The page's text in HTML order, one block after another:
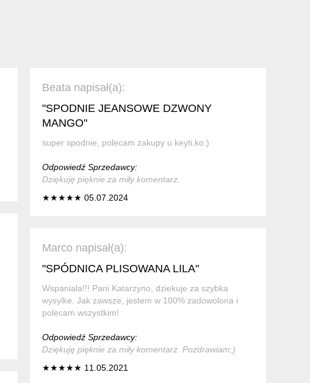
Beata napisał(a):
"SPODNIE JEANSOWE DZWONY
MANGO"
super spodnie, polecam zakupy u keyti.ko:)
Odpowiedź Sprzedawcy:
Dziękuję pięknie za miły komentarz.
★★★★★ 05.07.2024
Marco napisał(a):
"SPÓDNICA PLISOWANA LILA"
Wspaniala!!! Pani Katarzyno, dziekuje za szybka
wysylke. Jak zawsze, jestem w 100% zadowolona i
polecam wszystkim!
Odpowiedź Sprzedawcy:
Dziękuję pięknie za miły komentarz. Pozdrawiam;)
★★★★★ 11.05.2021